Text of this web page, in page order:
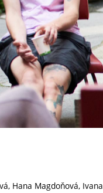
Hana Magdoňová, Ivana